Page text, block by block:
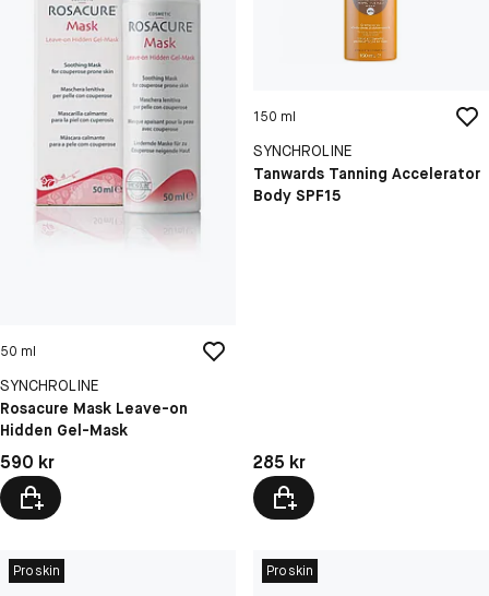
50 ml
SYNCHROLINE
Rosacure Mask Leave-on
Hidden Gel-Mask
Pris: 590 kr
590 kr
150 ml
SYNCHROLINE
Tanwards Tanning Accelerator
Body SPF15
Pris: 285 kr
285 kr
Proskin Proskin